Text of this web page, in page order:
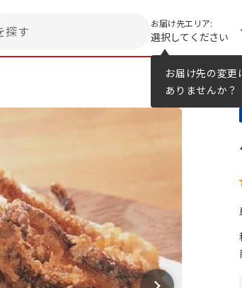
お届け先の変更
ありませんか？
探す お届け先エリア:
選択してください